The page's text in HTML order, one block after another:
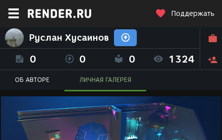
Поддержать
Руслан Хусаинов
0 0 0 1324
ОБ АВТОРЕ ЛИЧНАЯ ГАЛЕРЕЯ